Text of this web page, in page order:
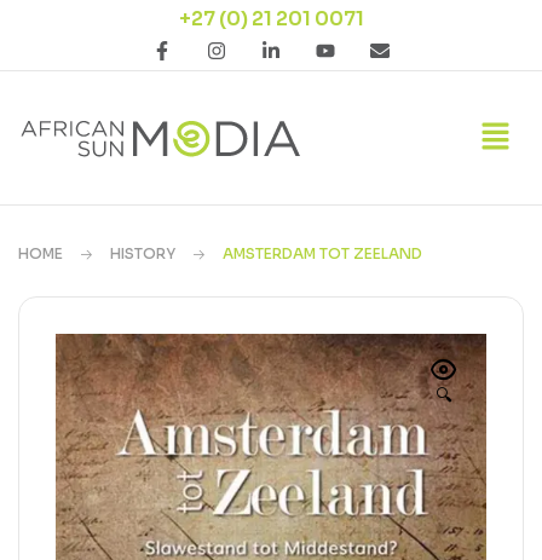
+27 (0) 21 201 0071
HOME HISTORY AMSTERDAM TOT ZEELAND
🔍